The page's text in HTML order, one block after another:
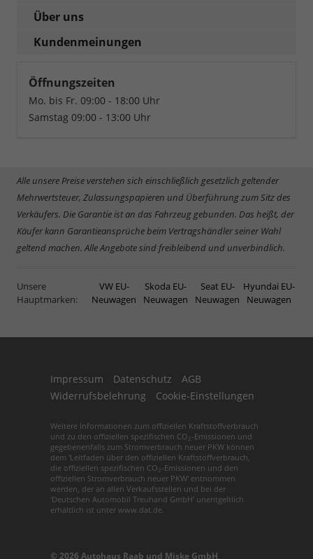
Über uns
Kundenmeinungen
Öffnungszeiten
Mo. bis Fr. 09:00 - 18:00 Uhr
Samstag 09:00 - 13:00 Uhr
Alle unsere Preise verstehen sich einschließlich gesetzlich geltender
Mehrwertsteuer, Zulassungspapieren und Überführung zum Sitz des
Verkäufers. Die Garantie ist an das Fahrzeug gebunden. Das heißt, der
Käufer kann Garantieansprüche beim Vertragshändler seiner Wahl
geltend machen. Alle Angebote sind freibleibend und unverbindlich.
Unsere
Hauptmarken:
VW EU-
Neuwagen
Skoda EU-
Neuwagen
Seat EU-
Neuwagen
Hyundai EU-
Neuwagen
Impressum Datenschutz
AGB
Widerrufsbelehrung
Cookie-Einstellungen
Weitere Informationen zum offiziellen Kraftstoffverbrauch
und zu den offiziellen spezifischen CO2 -Emissionen und
gegebenenfalls zum Stromverbrauch neuer PKW können
dem 'Leitfaden über den offiziellen Kraftstoffverbrauch,
die offiziellen spezifischen CO2 -Emissionen und den
offiziellen Stromverbrauch neuer PKW' entnommen
werden, der an allen Verkaufsstellen und bei der
'Deutschen Automobil Treuhand GmbH' unentgeltlich
erhältlich ist unter www.dat.de.
© 2026 Autohaus Raab und Miske GmbH,